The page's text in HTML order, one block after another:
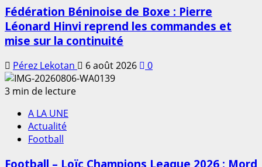
Fédération Béninoise de Boxe : Pierre
Léonard Hinvi reprend les commandes et
mise sur la continuité
Pérez Lekotan 6 août 2026
0
3 min de lecture
A LA UNE
Actualité
Football
Football – Loïc Champions League 2026 : Mord